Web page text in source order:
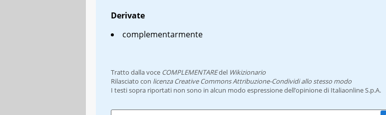
Derivate
complementarmente
Tratto dalla voce COMPLEMENTAREdel Wikizionario
Rilasciato con licenza Creative Commons Attribuzione-Condividi allo stesso modo
I testi sopra riportati non sono in alcun modo espressione dell’opinione di Italiaonline S.p.A.